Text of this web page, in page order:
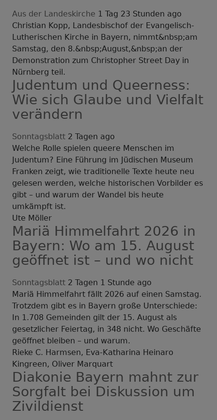
Aus der Landeskirche 1 Tag 23 Stunden ago
Christian Kopp, Landesbischof der Evangelisch-
Lutherischen Kirche in Bayern, nimmt&nbsp;am
Samstag, den 8.&nbsp;August,&nbsp;an der
Demonstration zum Christopher Street Day in
Nürnberg teil.
Judentum und Queerness:
Wie sich Glaube und Vielfalt
verändern
Sonntagsblatt 2 Tagen ago
Welche Rolle spielen queere Menschen im
Judentum? Eine Führung im Jüdischen Museum
Franken zeigt, wie traditionelle Texte heute neu
gelesen werden, welche historischen Vorbilder es
gibt – und warum der Wandel bis heute
umkämpft ist.
Ute Möller
Mariä Himmelfahrt 2026 in
Bayern: Wo am 15. August
geöffnet ist – und wo nicht
Sonntagsblatt 2 Tagen 1 Stunde ago
Mariä Himmelfahrt fällt 2026 auf einen Samstag.
Trotzdem gibt es in Bayern große Unterschiede:
In 1.708 Gemeinden gilt der 15. August als
gesetzlicher Feiertag, in 348 nicht. Wo Geschäfte
geöffnet bleiben – und warum.
Rieke C. Harmsen, Eva-Katharina Heinaro
Kingreen, Oliver Marquart
Diakonie Bayern mahnt zur
Sorgfalt bei Diskussion um
Zivildienst